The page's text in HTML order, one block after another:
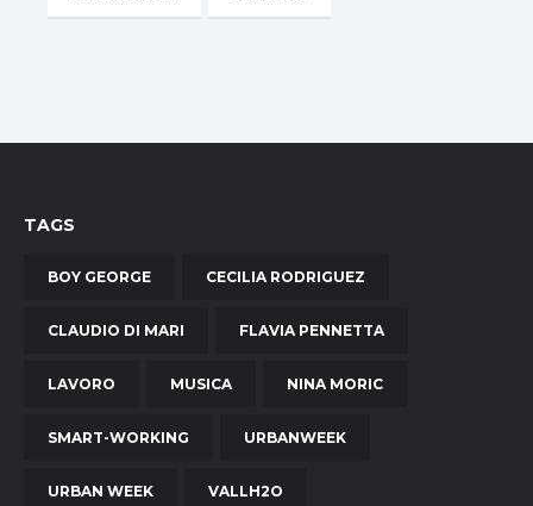
TAGS
BOY GEORGE CECILIA RODRIGUEZ
CLAUDIO DI MARI FLAVIA PENNETTA
LAVORO MUSICA NINA MORIC
SMART-WORKING URBANWEEK
URBAN WEEK VALLH2O